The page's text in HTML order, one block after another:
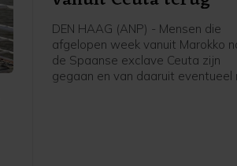
DEN HAAG (ANP) - Mensen die
afgelopen week vanuit Marokko
de Spaanse exclave Ceuta zijn
gegaan en van daaruit eventueel